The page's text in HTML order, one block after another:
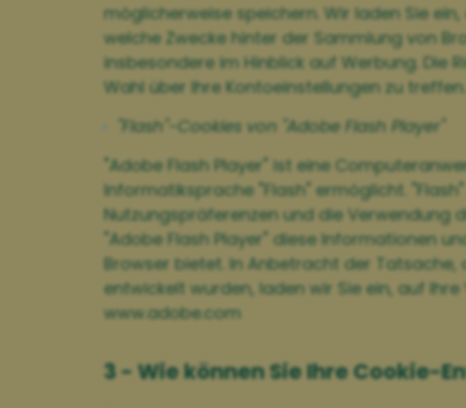
möglicherweise speichern. Wir laden Sie
welche Zwecke hinter der Sammlung von
insbesondere im Hinblick auf Werbung. Die
Wahl über Ihre Kontoeinstellungen zu treffen.
"Flash"-Cookies von "Adobe Flash Player"
"Adobe Flash Player" ist eine
Informatiksprache "Flash" ermöglicht.
Nutzungspräferenzen und die Verwendung
"Adobe Flash Player" diese Informationen
Browser bietet. In Anbetracht der
entwickelt wurden, laden wir Sie ein, auf
www.adobe.com
3 - Wie können Sie Ihre Cookie-